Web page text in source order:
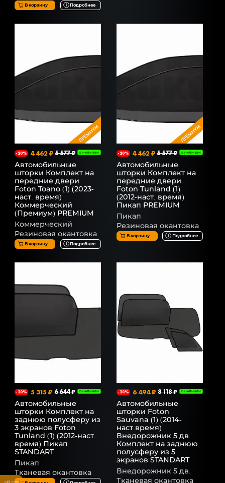
В корзину Подробнее
-20% 4 462 ₽ 5 577 ₽ В НАЛИЧИИ
Автомобильные
шторки Комплект на
передние двери
Foton Toano (1) (2023-
наст. время)
Коммерческий
(Премиум) PREMIUM
Коммерческий
Резиновая окантовка
В корзину Подробнее
-20% 4 462 ₽ 5 577 ₽ В НАЛИЧИИ
Автомобильные
шторки Комплект на
передние двери
Foton Tunland (1)
(2012-наст. время)
Пикап PREMIUM
Пикап
Резиновая окантовка
В корзину Подробнее
-20% 5 315 ₽ 6 644 ₽ В НАЛИЧИИ
Автомобильные
шторки Комплект на
заднюю полусферу из
3 экранов Foton
Tunland (1) (2012-наст.
время) Пикап
STANDART
Пикап
Тканевая окантовка
-20% 6 494 ₽ 8 118 ₽ В НАЛИЧИИ
Автомобильные
шторки Foton
Sauvana (1) (2014-
наст.время)
Внедорожник 5 дв.
Комплект на заднюю
полусферу из 5
экранов STANDART
Внедорожник 5 дв.
Тканевая окантовка